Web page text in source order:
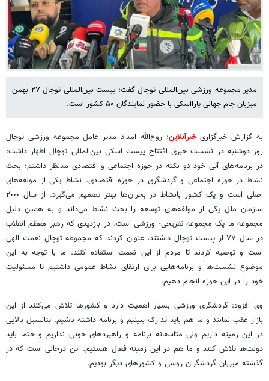
مدیر مجموعه ورزشی بین‌المللی توچال گفت: پیست بین‌المللی توچال ٢٧ بهمن
میزبان جام جهانی پارااسکی با حضور نمایندگان ۵۰ کشور است.
به گزارش خبرگزاریخبرآنلاین؛ روح‌الله امداد مدیر عامل مجموعه ورزشی توچال
روز دوشنبه در نشست خبری افتتاح پیست اسکی بین‌المللی توچال اظهار داشت:
در برنامه‌های آتی خود دو نکته در حوزه اجتماعی و اقتصادی مدنظر داشتم؛ بحث
نشاط در حوزه اجتماعی و گردشگری در حوزه اقتصادی. نشاط یکی از مولفه‌های
اصلی است و یک کشور بانشاط در بحران‌ها بهتر تصمیم می‌گیرد. از سال ٢٠٠٠
سازمان ملل یکی از مولفه‌های توسعه را بحث نشاط می‌داند و به همین دلیل
مجموعه ما یک مجموعه تفریحی- ورزشی است. در بازدیدی که رهبر معظم انقلاب
در سال ٧٧ از پیست توچال داشتند، عنوان کردند که مجموعه توچال نعمت الهی
است و توصیه کردند تا مردم از این نعمت استفاده کنند. ما با توجه به این
موضوع نشست‌ها و برنامه‌هایی برای ارتقای نشاط عمومی داشتیم تا مسئولیت
خود را در این حوزه انجام دهیم.
وی افزود: گردشگری ورزشی بسیار اهمیت دارد و کشورها تلاش می‌کنند از این
بازار عقب نمانند و ما هم باید تدارک ببینیم و برنامه داشته باشیم. پتانسیل بالایی
در این زمینه داریم ولی متاسفانه برنامه و راهبردهای خوبی نداریم و حتما باید
دولت‌ها تلاش کنند و ما هم در این زمینه فعال هستیم. این درحالی است که در
گذشته میزبان گردشگران روسی و کشورهای دیگر بودیم.